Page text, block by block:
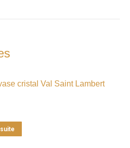
cristal Val Saint Lambert